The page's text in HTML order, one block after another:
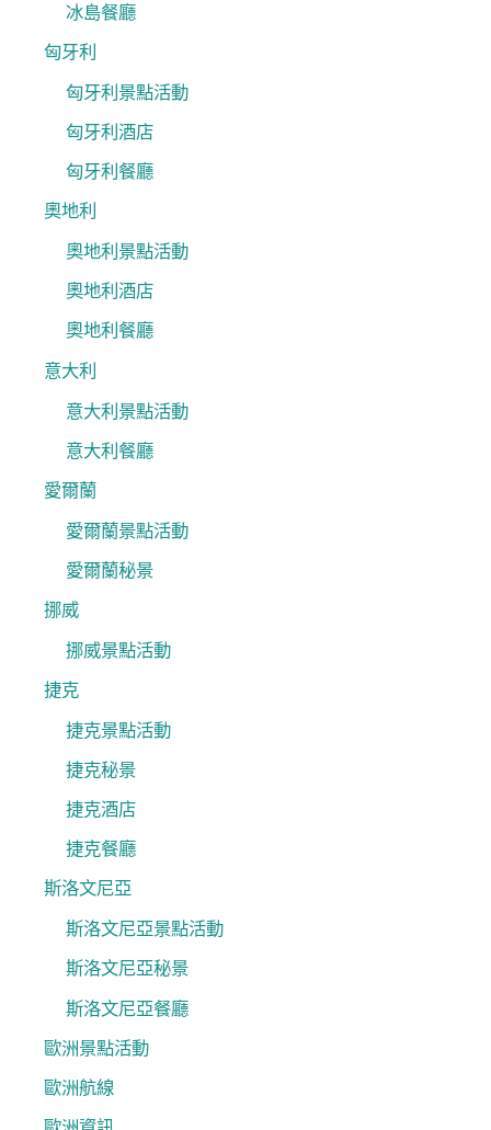
冰島餐廳
匈牙利
匈牙利景點活動
匈牙利酒店
匈牙利餐廳
奧地利
奧地利景點活動
奧地利酒店
奧地利餐廳
意大利
意大利景點活動
意大利餐廳
愛爾蘭
愛爾蘭景點活動
愛爾蘭秘景
挪威
挪威景點活動
捷克
捷克景點活動
捷克秘景
捷克酒店
捷克餐廳
斯洛文尼亞
斯洛文尼亞景點活動
斯洛文尼亞秘景
斯洛文尼亞餐廳
歐洲景點活動
歐洲航線